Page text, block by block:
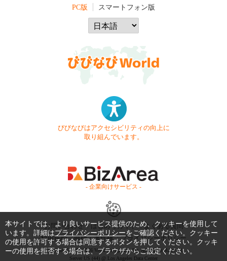
PC版 スマートフォン版
びびなびはアクセシビリティの向上に
取り組んでいます。
- 企業向けサービス -
お問い合わせ はじめてガイド
よくある質問
利用規約
商標・著作権 プライバシーポリシー
Copyright © 1999-2026 Vivid Navigation, Inc. All Rights Reserved.
Server US (44) @ Los Angeles Data Center
本サイトでは、より良いサービス提供のため、クッキーを使用して
います。詳細はプライバシーポリシーをご確認ください。クッキー
の使用を許可する場合は同意するボタンを押してください。クッキ
ーの使用を拒否する場合は、ブラウザからご設定ください。